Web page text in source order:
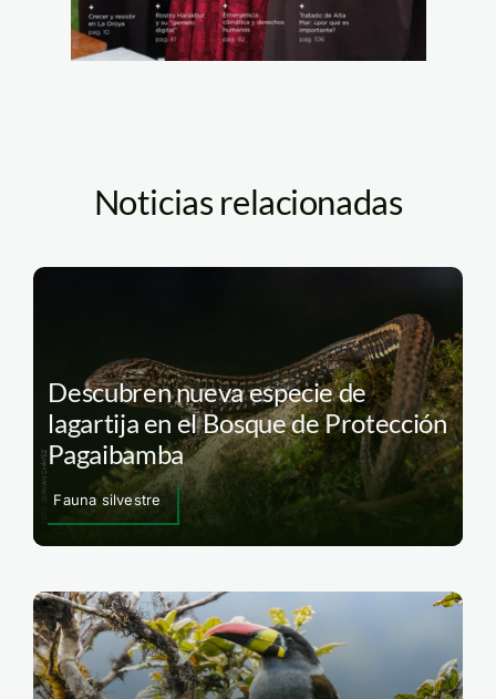
Noticias relacionadas
Descubren nueva especie de
lagartija en el Bosque de Protección
Pagaibamba
Fauna silvestre